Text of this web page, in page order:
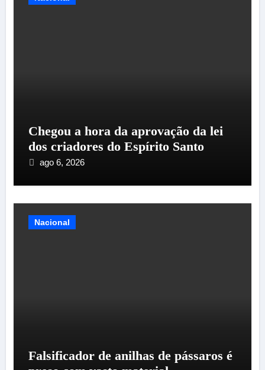
Chegou a hora da aprovação da lei
dos criadores do Espírito Santo
ago 6, 2026
Nacional
Falsificador de anilhas de pássaros é